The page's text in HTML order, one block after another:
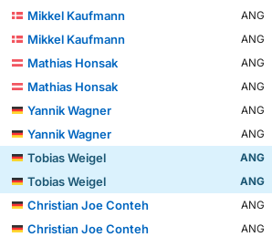
Mikkel Kaufmann
ANG
Mikkel Kaufmann
ANG
Mathias Honsak
ANG
Mathias Honsak
ANG
Yannik Wagner
ANG
Yannik Wagner
ANG
Tobias Weigel
ANG
Tobias Weigel
ANG
Christian Joe Conteh
ANG
Christian Joe Conteh
ANG